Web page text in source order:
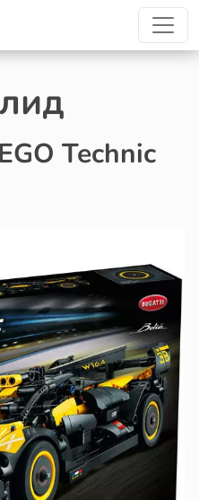
Technic